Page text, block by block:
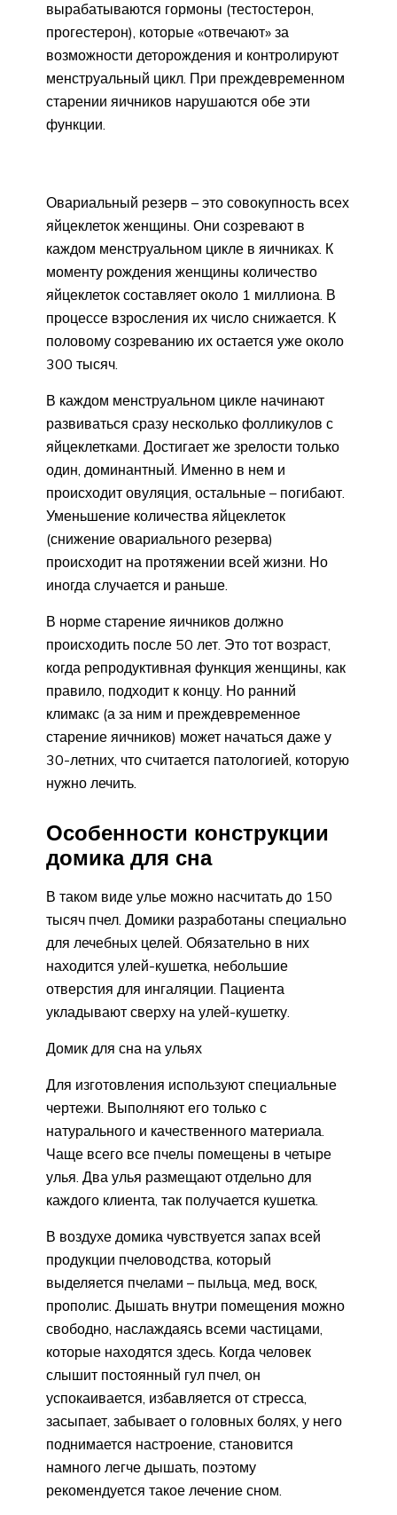
вырабатываются гормоны (тестостерон,
прогестерон), которые «отвечают» за
возможности деторождения и контролируют
менструальный цикл. При преждевременном
старении яичников нарушаются обе эти
функции.
Овариальный резерв – это совокупность всех
яйцеклеток женщины. Они созревают в
каждом менструальном цикле в яичниках. К
моменту рождения женщины количество
яйцеклеток составляет около 1 миллиона. В
процессе взросления их число снижается. К
половому созреванию их остается уже около
300 тысяч.
В каждом менструальном цикле начинают
развиваться сразу несколько фолликулов с
яйцеклетками. Достигает же зрелости только
один, доминантный. Именно в нем и
происходит овуляция, остальные – погибают.
Уменьшение количества яйцеклеток
(снижение овариального резерва)
происходит на протяжении всей жизни. Но
иногда случается и раньше.
В норме старение яичников должно
происходить после 50 лет. Это тот возраст,
когда репродуктивная функция женщины, как
правило, подходит к концу. Но ранний
климакс (а за ним и преждевременное
старение яичников) может начаться даже у
30-летних, что считается патологией, которую
нужно лечить.
Особенности конструкции
домика для сна
В таком виде улье можно насчитать до 150
тысяч пчел. Домики разработаны специально
для лечебных целей. Обязательно в них
находится улей-кушетка, небольшие
отверстия для ингаляции. Пациента
укладывают сверху на улей-кушетку.
Домик для сна на ульях
Для изготовления используют специальные
чертежи. Выполняют его только с
натурального и качественного материала.
Чаще всего все пчелы помещены в четыре
улья. Два улья размещают отдельно для
каждого клиента, так получается кушетка.
В воздухе домика чувствуется запах всей
продукции пчеловодства, который
выделяется пчелами – пыльца, мед, воск,
прополис. Дышать внутри помещения можно
свободно, наслаждаясь всеми частицами,
которые находятся здесь. Когда человек
слышит постоянный гул пчел, он
успокаивается, избавляется от стресса,
засыпает, забывает о головных болях, у него
поднимается настроение, становится
намного легче дышать, поэтому
рекомендуется такое лечение сном.